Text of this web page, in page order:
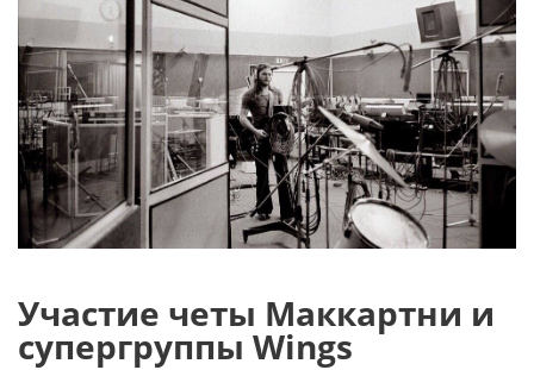
Участие четы Маккартни и
супергруппы Wings